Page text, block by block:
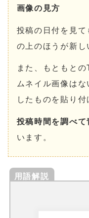
画像の見方
投稿の日付を見
の上のほうが新し
また、もともと
ムネイル画像は
したものを貼り付
投稿時間を調べ
います。
用語解説